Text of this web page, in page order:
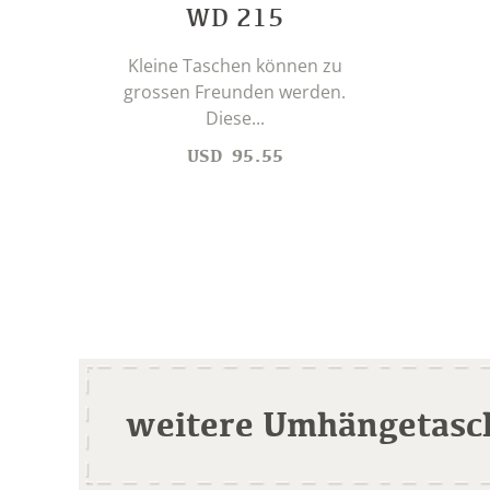
WD 215
Kleine Taschen können zu
grossen Freunden werden.
Diese...
USD 95.55
weitere